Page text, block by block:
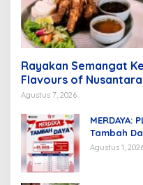
Rayakan Semangat
Flavours of
Centre
Agustus 7, 2026
Tambah
Agustus 1,